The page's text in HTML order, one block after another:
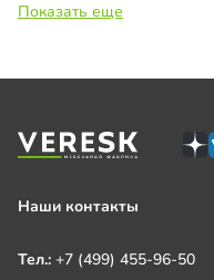
Показать еще
Наши контакты
Тел.: +7 (499) 455-96-50